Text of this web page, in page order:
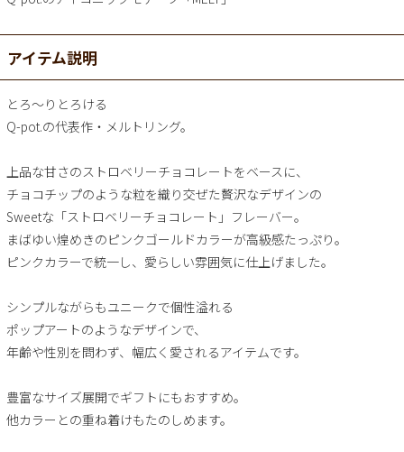
アイテム説明
とろ～りとろける
Q-pot.の代表作・メルトリング。
上品な甘さのストロベリーチョコレートをベースに、
チョコチップのような粒を織り交ぜた贅沢なデザインの
Sweetな「ストロベリーチョコレート」フレーバー。
まばゆい煌めきのピンクゴールドカラーが高級感たっぷり。
ピンクカラーで統一し、愛らしい雰囲気に仕上げました。
シンプルながらもユニークで個性溢れる
ポップアートのようなデザインで、
年齢や性別を問わず、幅広く愛されるアイテムです。
豊富なサイズ展開でギフトにもおすすめ。
他カラーとの重ね着けもたのしめます。